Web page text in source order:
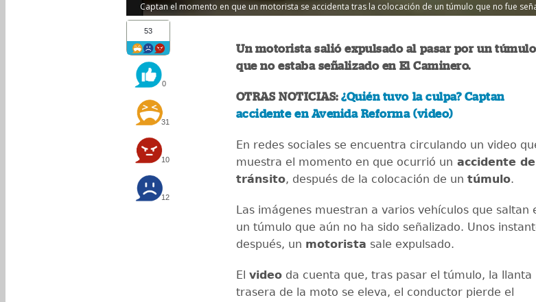
Captan el momento en que un motorista se accidenta tras la colocación de un túmulo que no fue
53
0
31
10
12
Un motorista salió expulsado al pasar por un túmulo
que no estaba señalizado en El Caminero.
OTRAS NOTICIAS:¿Quién tuvo la culpa? Captan
accidente en Avenida Reforma (video)
En redes sociales se encuentra circulando un video
muestra el momento en que ocurrió un accidente de
tránsito, después de la colocación de un túmulo.
Las imágenes muestran a varios vehículos que saltan
un túmulo que aún no ha sido señalizado. Unos
después, un motorista sale expulsado.
El video da cuenta que, tras pasar el túmulo, la llanta
trasera de la moto se eleva, el conductor pierde el